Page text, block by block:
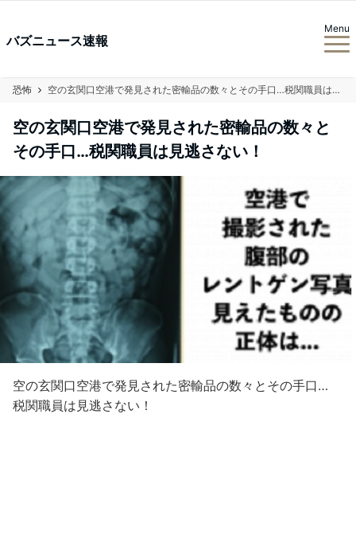
バズニュース速報
Menu
恐怖 空の玄関口空港で発見された密輸品の数々とその手口…税関職員は見逃さない！
空の玄関口空港で発見された密輸品の数々と
その手口…税関職員は見逃さない！
空の玄関口空港で発見された密輸品の数々とその手口…
税関職員は見逃さない！